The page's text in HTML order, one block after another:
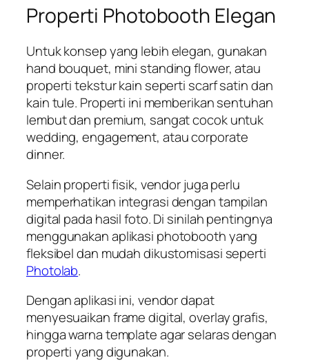
Properti Photobooth Elegan
Untuk konsep yang lebih elegan, gunakan
hand bouquet, mini standing flower, atau
properti tekstur kain seperti scarf satin dan
kain tule. Properti ini memberikan sentuhan
lembut dan premium, sangat cocok untuk
wedding, engagement, atau corporate
dinner.
Selain properti fisik, vendor juga perlu
memperhatikan integrasi dengan tampilan
digital pada hasil foto. Di sinilah pentingnya
menggunakan aplikasi photobooth yang
fleksibel dan mudah dikustomisasi seperti
Photolab.
Dengan aplikasi ini, vendor dapat
menyesuaikan frame digital, overlay grafis,
hingga warna template agar selaras dengan
properti yang digunakan.